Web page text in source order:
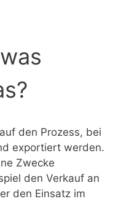
den Prozess, bei
exportiert werden.
Zwecke
den Verkauf an
den Einsatz im